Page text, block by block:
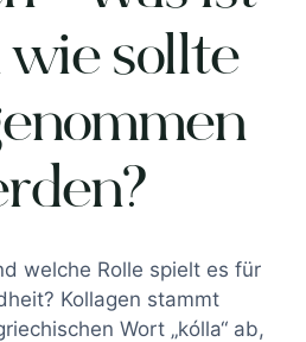
wie sollte
welche Rolle spielt es für
Kollagen stammt
Wort „kólla“ ab,